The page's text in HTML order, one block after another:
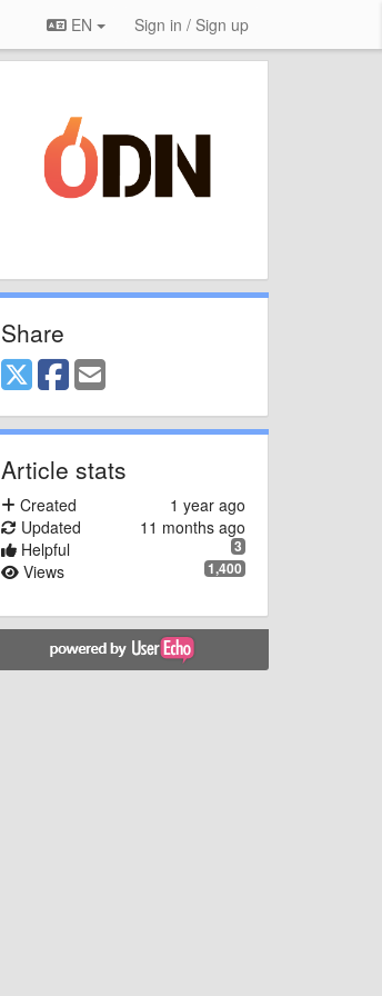
EN Sign in / Sign up
Share
Article stats
1 year ago
Created
11 months ago
Updated
3
Helpful
1,400
Views